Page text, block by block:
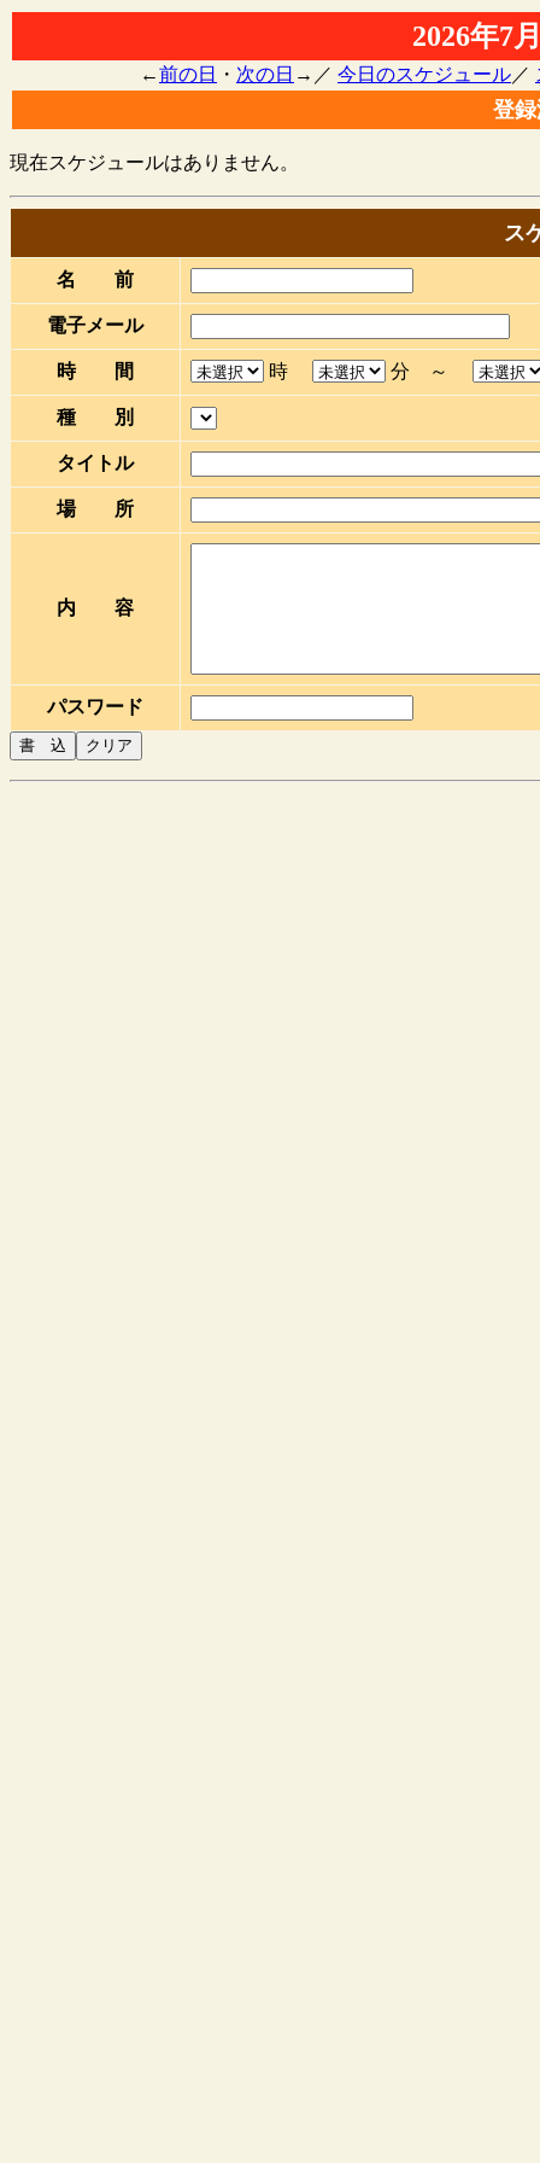
2026年7
←前の日 ・ 次の日 →／ 今日のスケジュール／
登
現在スケジュールはありません。
ス
名 前
電子メール
時 間 時 分 ～
種 別
タイトル
場 所
内 容
パスワード